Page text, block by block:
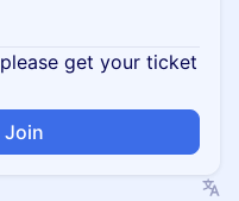
get your ticket
Join